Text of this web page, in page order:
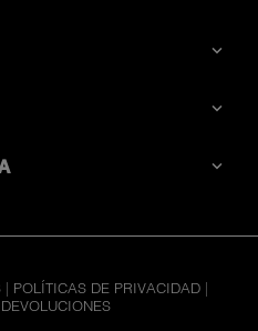



| POLÍTICAS DE PRIVACIDAD |